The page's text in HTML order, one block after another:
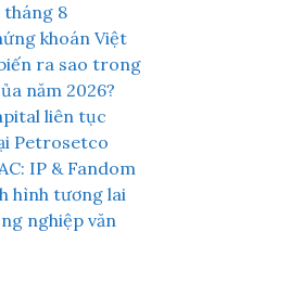
8
khoán Việt
ra sao trong
năm 2026?
liên tục
Petrosetco
IP & Fandom
hình tương lai
nghiệp văn